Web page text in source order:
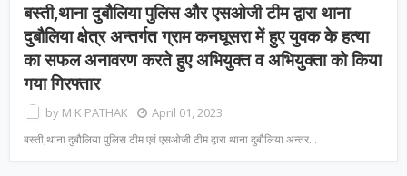
बस्ती,थाना दुबौलिया पुलिस और एसओजी टीम द्वारा थाना
दुबौलिया क्षेत्र अन्तर्गत ग्राम कनघूसरा में हुए युवक के हत्या
का सफल अनावरण करते हुए अभियुक्त व अभियुक्ता को किया
गया गिरफ्तार
by M K PATHAK April 01, 2023
बस्ती,थाना दुबौलिया पुलिस टीम एवं एसओजी टीम द्वारा थाना दुबौलिया अन्तर…